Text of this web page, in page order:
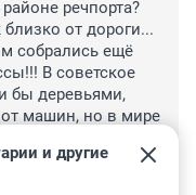
речпорта?
от дороги...
собрались ещё
В советское
бы деревьями,
машин, но в мире
этот дом
по сумасшедшим
и другие